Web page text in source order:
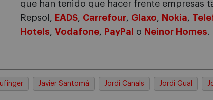
que han tenido que hacer frente empresas
Repsol, EADS, Carrefour, Glaxo, Nokia,
Hotels, Vodafone, PayPal o Neinor Homes.
Javier Santomá Jordi Canals Jordi Gual